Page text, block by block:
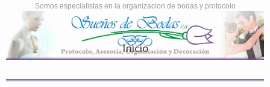
Somos especialistas en la organizacion de bodas y protocolo
Inicio